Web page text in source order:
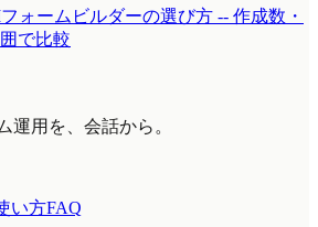
ォームビルダーの選び方 -- 作成数・
で比較
運用を、会話から。
い方FAQ